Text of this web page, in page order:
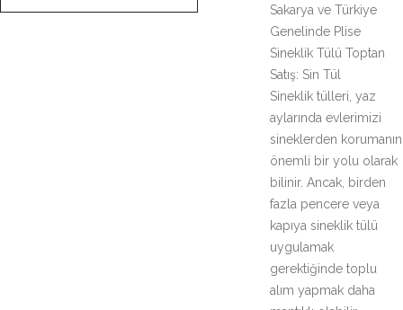
Sakarya ve Türkiye
Genelinde Plise
Sineklik Tülü Toptan
Satış: Sin Tül
Sineklik tülleri, yaz
aylarında evlerimizi
sineklerden korumanın
önemli bir yolu olarak
bilinir. Ancak, birden
fazla pencere veya
kapıya sineklik tülü
uygulamak
gerektiğinde toplu
alım yapmak daha